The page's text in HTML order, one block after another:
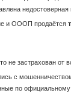
в хорошем
89246844957
и ОООП продаётся
не застрахован от
с
по официальному